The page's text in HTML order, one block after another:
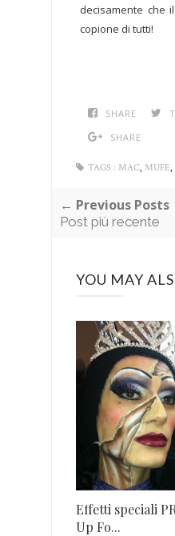
decisamente che
copione di tutti!
SHARE
SHARE
TAGS : MAC, MUFE,
← Previous Posts
Post più recente
YOU MAY
Effetti speciali
Up Fo...